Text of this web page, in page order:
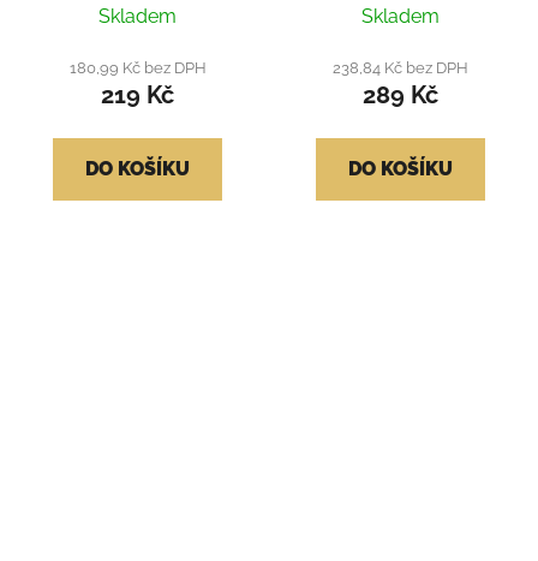
Skladem
180,99 Kč bez DPH
219 Kč
DO KOŠÍKU
hodnocení
produktu
je
z
Skladem
238,84 Kč bez DPH
289 Kč
DO KOŠÍKU